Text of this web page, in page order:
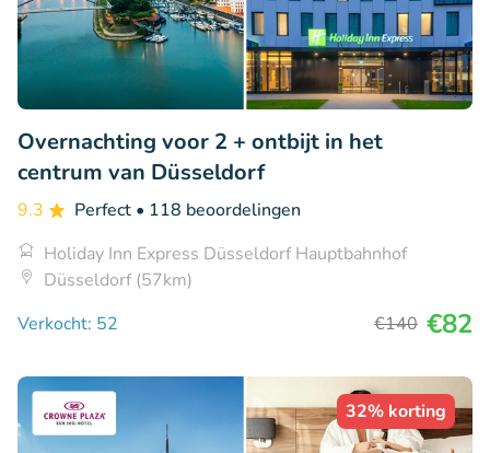
Overnachting voor 2 + ontbijt in het
centrum van Düsseldorf
9.3 Perfect • 118 beoordelingen
Holiday Inn Express Düsseldorf Hauptbahnhof
Düsseldorf (57km)
Verkocht: 52
€140 €82
32% korting